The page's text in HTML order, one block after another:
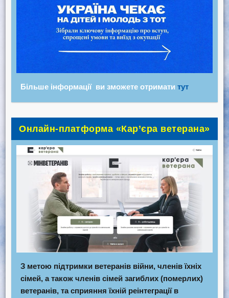
Більше інформації ви зможете отримати тут
Онлайн-платформа «Кар’єра ветерана»
З метою підтримки ветеранів війни, членів їхніх
сімей, а також членів сімей загиблих (померлих)
ветеранів, та сприяння їхній реінтеграції в